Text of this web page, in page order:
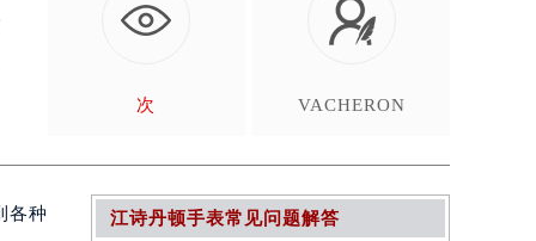
次 VACHERON
各种
江诗丹顿手表常见问题解答